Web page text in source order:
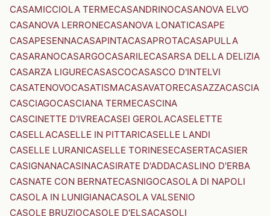
CASAMICCIOLA TERMECASANDRINOCASANOVA ELVO
CASANOVA LERRONECASANOVA LONATICASAPE
CASAPESENNACASAPINTACASAPROTACASAPULLA
CASARANOCASARGOCASARILECASARSA DELLA DELIZIA
CASARZA LIGURECASASCOCASASCO D'INTELVI
CASATENOVOCASATISMACASAVATORECASAZZACASCIA
CASCIAGOCASCIANA TERMECASCINA
CASCINETTE D'IVREACASEI GEROLACASELETTE
CASELLACASELLE IN PITTARICASELLE LANDI
CASELLE LURANICASELLE TORINESECASERTACASIER
CASIGNANACASINACASIRATE D'ADDACASLINO D'ERBA
CASNATE CON BERNATECASNIGOCASOLA DI NAPOLI
CASOLA IN LUNIGIANACASOLA VALSENIO
CASOLE BRUZIOCASOLE D'ELSACASOLI